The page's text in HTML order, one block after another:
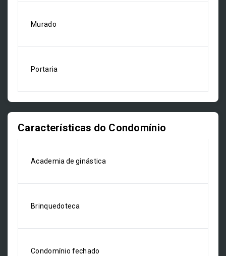
Murado
Portaria
Características do Condomínio
Academia de ginástica
Brinquedoteca
Condomínio fechado